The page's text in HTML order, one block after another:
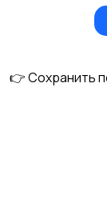
👉 Сохранить